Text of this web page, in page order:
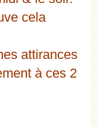
cela
attirances
à ces 2